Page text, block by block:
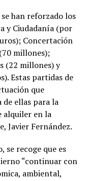
han reforzado los
y Ciudadanía (por
Concertación
millones);
(22 millones) y
Estas partidas de
que
ellas para la
alquiler en la
Javier Fernández.
se recoge que es
“continuar con
ambiental,